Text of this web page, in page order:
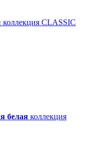
CLASSIC
белая коллекция